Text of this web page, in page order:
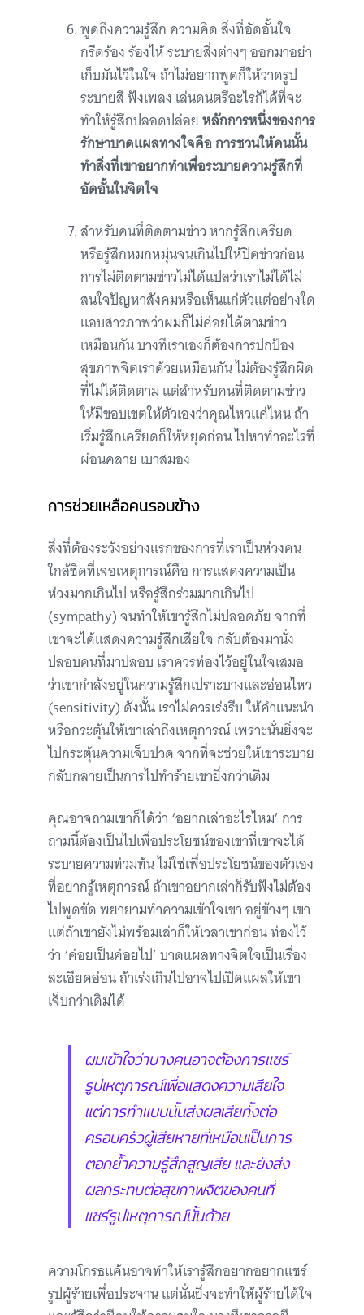
พูดถึงความรู้สึก ความคิด สิ่งที่อัดอั้นใจ
กรีดร้อง ร้องไห้ ระบายสิ่งต่างๆ ออกมาอย่า
เก็บมันไว้ในใจ ถ้าไม่อยากพูดก็ให้วาดรูป
ระบายสี ฟังเพลง เล่นดนตรีอะไรก็ได้ที่จะ
ทำให้รู้สึกปลอดปล่อยหลักการหนึ่งของการ
รักษาบาดแผลทางใจคือ การชวนให้คนนั้น
ทำสิ่งที่เขาอยากทำเพื่อระบายความรู้สึกที่
อัดอั้นในจิตใจ
สำหรับคนที่ติดตามข่าว หากรู้สึกเครียด
หรือรู้สึกหมกหมุ่นจนเกินไปให้ปิดข่าวก่อน
การไม่ติดตามข่าวไม่ได้แปลว่าเราไม่ได้ไม่
สนใจปัญหาสังคมหรือเห็นแก่ตัวแต่อย่างใด
แอบสารภาพว่าผมก็ไม่ค่อยได้ตามข่าว
เหมือนกัน บางทีเราเองก็ต้องการปกป้อง
สุขภาพจิตเราด้วยเหมือนกัน ไม่ต้องรู้สึกผิด
ที่ไม่ได้ติดตาม แต่สำหรับคนที่ติดตามข่าว
ให้มีขอบเขตให้ตัวเองว่าคุณไหวแค่ไหน ถ้า
เริ่มรู้สึกเครียดก็ให้หยุดก่อน ไปหาทำอะไรที่
ผ่อนคลาย เบาสมอง
การช่วยเหลือคนรอบข้าง
สิ่งที่ต้องระวังอย่างแรกของการที่เราเป็นห่วงคน
ใกล้ชิดที่เจอเหตุการณ์คือ การแสดงความเป็น
ห่วงมากเกินไป หรือรู้สึกร่วมมากเกินไป
(sympathy) จนทำให้เขารู้สึกไม่ปลอดภัย จากที่
เขาจะได้แสดงความรู้สึกเสียใจ กลับต้องมานั่ง
ปลอบคนที่มาปลอบ เราควรท่องไว้อยู่ในใจเสมอ
ว่าเขากำลังอยู่ในความรู้สึกเปราะบางและอ่อนไหว
(sensitivity) ดังนั้น เราไม่ควรเร่งรีบ ให้คำแนะนำ
หรือกระตุ้นให้เขาเล่าถึงเหตุการณ์ เพราะนั่นยิ่งจะ
ไปกระตุ้นความเจ็บปวด จากที่จะช่วยให้เขาระบาย
กลับกลายเป็นการไปทำร้ายเขายิ่งกว่าเดิม
คุณอาจถามเขาก็ได้ว่า ‘อยากเล่าอะไรไหม’ การ
ถามนี้ต้องเป็นไปเพื่อประโยชน์ของเขาที่เขาจะได้
ระบายความท่วมท้น ไม่ใช่เพื่อประโยชน์ของตัวเอง
ที่อยากรู้เหตุการณ์ ถ้าเขาอยากเล่าก็รับฟังไม่ต้อง
ไปพูดขัด พยายามทำความเข้าใจเขา อยู่ข้างๆ เขา
แต่ถ้าเขายังไม่พร้อมเล่าก็ให้เวลาเขาก่อน ท่องไว้
ว่า ‘ค่อยเป็นค่อยไป’ บาดแผลทางจิตใจเป็นเรื่อง
ละเอียดอ่อน ถ้าเร่งเกินไปอาจไปเปิดแผลให้เขา
เจ็บกว่าเดิมได้
ผมเข้าใจว่าบางคนอาจต้องการแชร์
รูปเหตุการณ์เพื่อแสดงความเสียใจ
แต่การทำแบบนั้นส่งผลเสียทั้งต่อ
ครอบครัวผู้เสียหายที่เหมือนเป็นการ
ตอกย้ำความรู้สึกสูญเสีย และยังส่ง
ผลกระทบต่อสุขภาพจิตของคนที่
แชร์รูปเหตุการณ์นั้นด้วย
ความโกรธแค้นอาจทำให้เรารู้สึกอยากอยากแชร์
รูปผู้ร้ายเพื่อประจาน แต่นั่นยิ่งจะทำให้ผู้ร้ายได้ใจ